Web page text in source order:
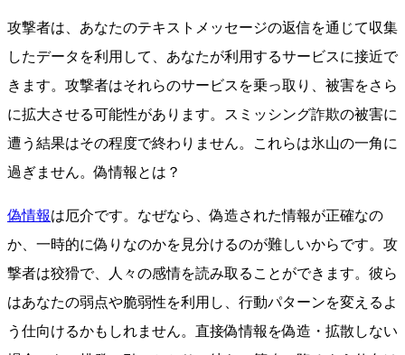
攻撃者は、あなたのテキストメッセージの返信を通じて収集
したデータを利用して、あなたが利用するサービスに接近で
きます。攻撃者はそれらのサービスを乗っ取り、被害をさら
に拡大させる可能性があります。スミッシング詐欺の被害に
遭う結果はその程度で終わりません。これらは氷山の一角に
過ぎません。偽情報とは？
偽情報は厄介です。なぜなら、偽造された情報が正確なの
か、一時的に偽りなのかを見分けるのが難しいからです。攻
撃者は狡猾で、人々の感情を読み取ることができます。彼ら
はあなたの弱点や脆弱性を利用し、行動パターンを変えるよ
う仕向けるかもしれません。直接偽情報を偽造・拡散しない